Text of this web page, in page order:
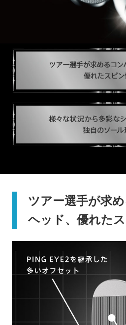
ツアー選手が求
ヘッド、優れた